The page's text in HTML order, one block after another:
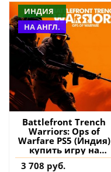
ИНДИЯ
НА АНГЛ.
Battlefront Trench
Warriors: Ops of
Warfare PS5 (Индия)
купить игру на
аккаунт
3 708 руб.